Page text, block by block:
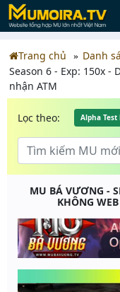
Trang chủ Danh
Season 6 - Exp: 150x -
nhận ATM
Lọc theo: Alpha
MU BÁ VƯƠNG -
KHÔNG